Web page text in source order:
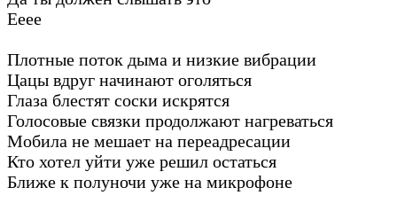
Ееее
Плотные поток дыма и низкие вибрации
Цацы вдруг начинают оголяться
Глаза блестят соски искрятся
Голосовые связки продолжают нагреваться
Мобила не мешает на переадресации
Кто хотел уйти уже решил остаться
Ближе к полуночи уже на микрофоне